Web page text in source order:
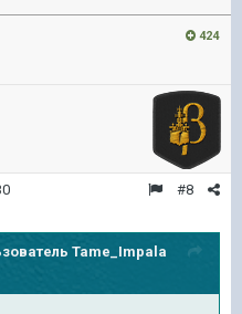
424
#8
Tame_Impala